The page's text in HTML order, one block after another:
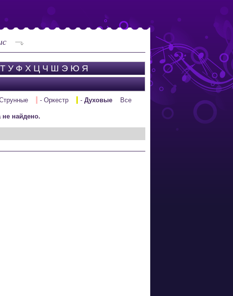
Т У Ф Х Ц Ч Ш Э Ю Я
- Оркестр - Духовые Все
не найдено.